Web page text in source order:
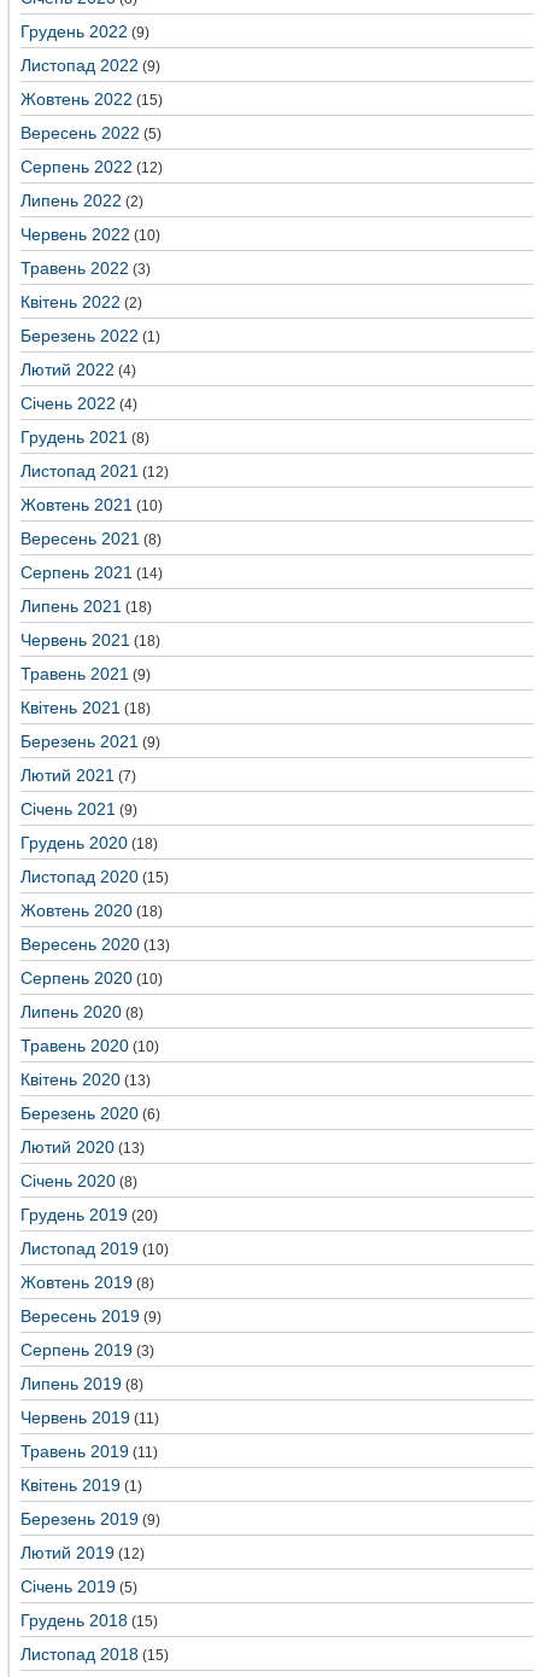
Грудень 2022 (9)
Листопад 2022 (9)
Жовтень 2022 (15)
Вересень 2022 (5)
Серпень 2022 (12)
Липень 2022 (2)
Червень 2022 (10)
Травень 2022 (3)
Квітень 2022 (2)
Березень 2022 (1)
Лютий 2022 (4)
Січень 2022 (4)
Грудень 2021 (8)
Листопад 2021 (12)
Жовтень 2021 (10)
Вересень 2021 (8)
Серпень 2021 (14)
Липень 2021 (18)
Червень 2021 (18)
Травень 2021 (9)
Квітень 2021 (18)
Березень 2021 (9)
Лютий 2021 (7)
Січень 2021 (9)
Грудень 2020 (18)
Листопад 2020 (15)
Жовтень 2020 (18)
Вересень 2020 (13)
Серпень 2020 (10)
Липень 2020 (8)
Травень 2020 (10)
Квітень 2020 (13)
Березень 2020 (6)
Лютий 2020 (13)
Січень 2020 (8)
Грудень 2019 (20)
Листопад 2019 (10)
Жовтень 2019 (8)
Вересень 2019 (9)
Серпень 2019 (3)
Липень 2019 (8)
Червень 2019 (11)
Травень 2019 (11)
Квітень 2019 (1)
Березень 2019 (9)
Лютий 2019 (12)
Січень 2019 (5)
Грудень 2018 (15)
Листопад 2018 (15)